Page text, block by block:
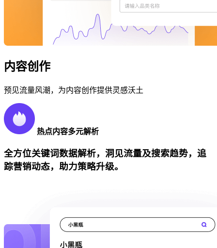
内容创作
预见流量风潮，为内容创作提供灵感沃土
热点内容多元解析
全方位关键词数据解析，洞见流量及搜索趋势，追
踪营销动态，助力策略升级。